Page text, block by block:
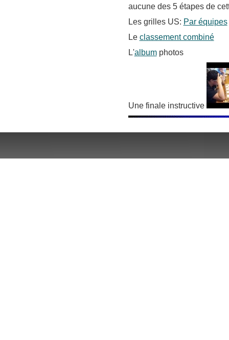
aucune des 5 étapes de
Les grilles US: Par équipes
Le classement combiné
L'albumphotos
Une finale instructive